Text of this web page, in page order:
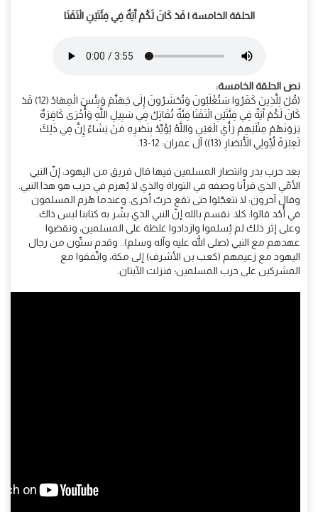
الحلقة الخامسة | قَدْ كَانَ لَكُمْ آَيَةٌ فِي فِئَتَيْنِ الْتَقَتَا
نص الحلقة الخامسة:
(قُلْ لِلَّذِينَ كَفَرُوا سَتُغْلَبُونَ وَتُحْشَرُونَ إِلَى جَهَنَّمَ وَبِئْسَ الْمِهَادُ (12) قَدْ
كَانَ لَكُمْ آَيَةٌ فِي فِئَتَيْنِ الْتَقَتَا فِئَةٌ تُقَاتِلُ فِي سَبِيلِ اللَّهِ وَأُخْرَى كَافِرَةٌ
يَرَوْنَهُمْ مِثْلَيْهِمْ رَأْيَ الْعَيْنِ وَاللَّهُ يُؤَيِّدُ بِنَصْرِهِ مَنْ يَشَاءُ إِنَّ فِي ذَلِكَ
لَعِبْرَةً لِأُولِي الْأَبْصَارِ (13)) آل عمران: 12-13.
بعد حرب بدر وانتصار المسلمين فيها قال فريق من اليهود: إنّ النبي
الأمّي الذي قرأنا وصفه في التوراة والذي لا يُهزم في حرب هو هذا النبي.
وقال آخرون: لا تتعجّلوا حتى تقع حربٌ أخرى. وعندما هُزم المسلمون
في أُحُد قالوا: كلا. نقسم بالله إنّ النبي الذي بشّر به كتابنا ليس ذاك.
وعلى إثر ذلك لم يُسلموا وازدادوا غلظة على المسلمين، ونقضوا
عهدهم مع النبي (صلى الله عليه وآله وسلم).. وقدم ستّون من رجال
اليهود مع زعيمهم (كعب بن الأشرف) إلى مكة، واتّفقوا مع
المشركين على حرب المسلمين؛ فنزلت الآيتان.